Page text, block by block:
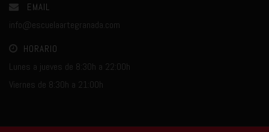
EMAIL
info@escuelaartegranada.com
HORARIO
Lunes a jueves de 8:30h a 22:00h
Viernes de 8:30h a 21:00h